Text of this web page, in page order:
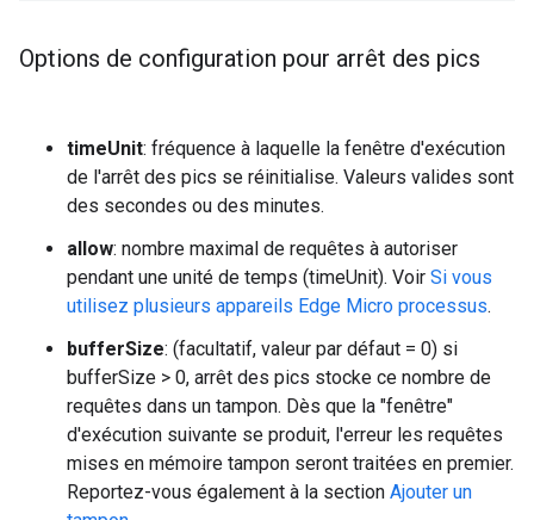
Options de configuration pour arrêt des pics
timeUnit: fréquence à laquelle la fenêtre d'exécution
de l'arrêt des pics se réinitialise. Valeurs valides sont
des secondes ou des minutes.
allow: nombre maximal de requêtes à autoriser
pendant une unité de temps (timeUnit). Voir Si vous
utilisez plusieurs appareils Edge Micro processus.
bufferSize: (facultatif, valeur par défaut = 0) si
bufferSize > 0, arrêt des pics stocke ce nombre de
requêtes dans un tampon. Dès que la "fenêtre"
d'exécution suivante se produit, l'erreur les requêtes
mises en mémoire tampon seront traitées en premier.
Reportez-vous également à la section Ajouter un